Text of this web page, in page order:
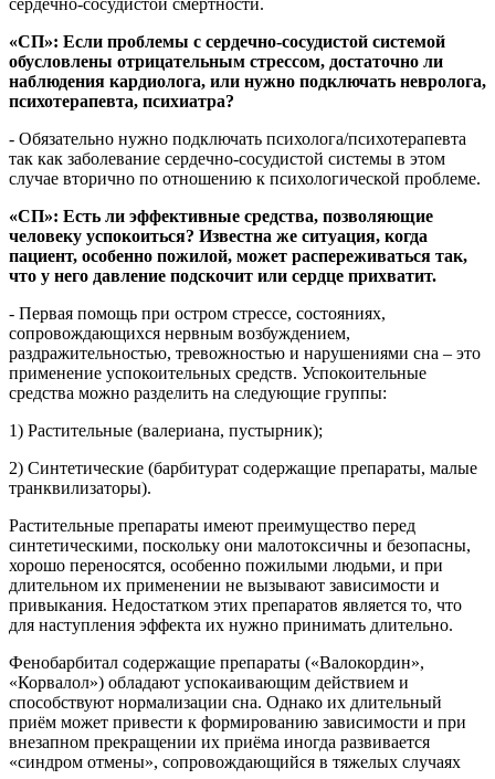
«СП»: Если проблемы с сердечно-сосудистой системой
обусловлены отрицательным стрессом, достаточно ли
наблюдения кардиолога, или нужно подключать невролога,
психотерапевта, психиатра?
- Обязательно нужно подключать психолога/психотерапевта
так как заболевание сердечно-сосудистой системы в этом
случае вторично по отношению к психологической проблеме.
«СП»: Есть ли эффективные средства, позволяющие
человеку успокоиться? Известна же ситуация, когда
пациент, особенно пожилой, может распереживаться так,
что у него давление подскочит или сердце прихватит.
- Первая помощь при остром стрессе, состояниях,
сопровождающихся нервным возбуждением,
раздражительностью, тревожностью и нарушениями сна – это
применение успокоительных средств. Успокоительные
средства можно разделить на следующие группы:
1) Растительные (валериана, пустырник);
2) Синтетические (барбитурат содержащие препараты, малые
транквилизаторы).
Растительные препараты имеют преимущество перед
синтетическими, поскольку они малотоксичны и безопасны,
хорошо переносятся, особенно пожилыми людьми, и при
длительном их применении не вызывают зависимости и
привыкания. Недостатком этих препаратов является то, что
для наступления эффекта их нужно принимать длительно.
Фенобарбитал содержащие препараты («Валокордин»,
«Корвалол») обладают успокаивающим действием и
способствуют нормализации сна. Однако их длительный
приём может привести к формированию зависимости и при
внезапном прекращении их приёма иногда развивается
«синдром отмены», сопровождающийся в тяжелых случаях